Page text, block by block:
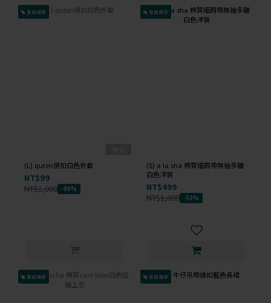
會員獨享
(L) quten排扣白色外套
NT$99
NT$1,000 -90%
會員獨享
(S) a la sha 棉質細肩帶無袖多皺
白色洋裝
NT$499
NT$1,000 -50%
會員獨享 會員獨享